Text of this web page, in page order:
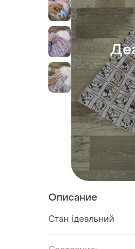
Описание
Стан ідеальний